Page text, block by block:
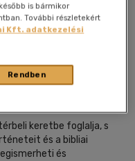
Megosztom
|cérnafűzött,
keretbe foglalja, s
és a bibliai
és
is bármikor
További részletekért
Kft. adatkezelési
Rendben